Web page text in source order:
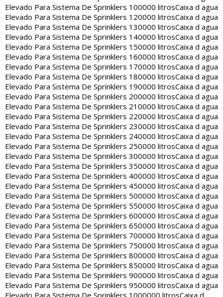
Elevado Para Sistema De Sprinklers 100000 litrosCaixa d agua
Elevado Para Sistema De Sprinklers 120000 litrosCaixa d agua
Elevado Para Sistema De Sprinklers 130000 litrosCaixa d agua
Elevado Para Sistema De Sprinklers 140000 litrosCaixa d agua
Elevado Para Sistema De Sprinklers 150000 litrosCaixa d agua
Elevado Para Sistema De Sprinklers 160000 litrosCaixa d agua
Elevado Para Sistema De Sprinklers 170000 litrosCaixa d agua
Elevado Para Sistema De Sprinklers 180000 litrosCaixa d agua
Elevado Para Sistema De Sprinklers 190000 litrosCaixa d agua
Elevado Para Sistema De Sprinklers 200000 litrosCaixa d agua
Elevado Para Sistema De Sprinklers 210000 litrosCaixa d agua
Elevado Para Sistema De Sprinklers 220000 litrosCaixa d agua
Elevado Para Sistema De Sprinklers 230000 litrosCaixa d agua
Elevado Para Sistema De Sprinklers 240000 litrosCaixa d agua
Elevado Para Sistema De Sprinklers 250000 litrosCaixa d agua
Elevado Para Sistema De Sprinklers 300000 litrosCaixa d agua
Elevado Para Sistema De Sprinklers 350000 litrosCaixa d agua
Elevado Para Sistema De Sprinklers 400000 litrosCaixa d agua
Elevado Para Sistema De Sprinklers 450000 litrosCaixa d agua
Elevado Para Sistema De Sprinklers 500000 litrosCaixa d agua
Elevado Para Sistema De Sprinklers 550000 litrosCaixa d agua
Elevado Para Sistema De Sprinklers 600000 litrosCaixa d agua
Elevado Para Sistema De Sprinklers 650000 litrosCaixa d agua
Elevado Para Sistema De Sprinklers 700000 litrosCaixa d agua
Elevado Para Sistema De Sprinklers 750000 litrosCaixa d agua
Elevado Para Sistema De Sprinklers 800000 litrosCaixa d agua
Elevado Para Sistema De Sprinklers 850000 litrosCaixa d agua
Elevado Para Sistema De Sprinklers 900000 litrosCaixa d agua
Elevado Para Sistema De Sprinklers 950000 litrosCaixa d agua